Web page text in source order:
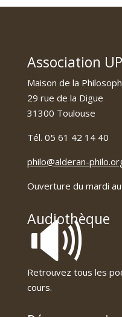
Association
Maison de la
29 rue de la Digue
31300 Toulouse
Tél. 05 61 42 14 40
philo@alderan-
Ouverture du mardi
Audiothèque
🔊
Retrouvez tous les
cours.